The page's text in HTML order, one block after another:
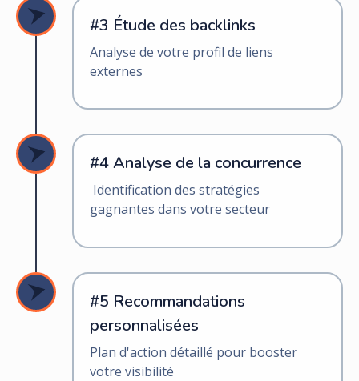
#3 Étude des backlinks
Analyse de votre profil de liens
externes
#4 Analyse de la concurrence
Identification des stratégies
gagnantes dans votre secteur
#5 Recommandations
personnalisées
Plan d'action détaillé pour booster
votre visibilité